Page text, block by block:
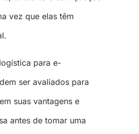
vez que elas têm
para e-
ser avaliados para
suas vantagens e
antes de tomar uma